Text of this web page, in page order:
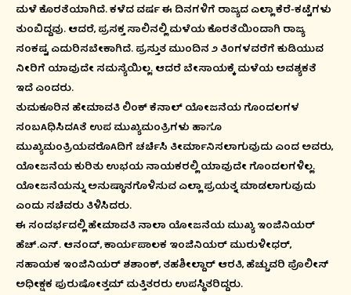
ಮಳೆ ಕೊರತೆಯಾಗಿದೆ. ಕಳೆದ ವರ್ಷ ಈ ದಿನಗಳಿಗೆ ರಾಜ್ಯದ ಎಲ್ಲಾ ಕೆರೆ-ಕಟ್ಟೆಗಳು
ತುಂಬಿದ್ದವು. ಆದರೆ, ಪ್ರಸಕ್ತ ಸಾಲಿನಲ್ಲಿ ಮಳೆಯ ಕೊರತೆಯಿಂದಾಗಿ ರಾಜ್ಯ
ಸಂಕಷ್ಟ ಎದುರಿಸಬೇಕಾಗಿದೆ. ಪ್ರಸ್ತುತ ಮುಂದಿನ ೨ ತಿಂಗಳವರೆಗೆ ಕುಡಿಯುವ
ನೀರಿಗೆ ಯಾವುದೇ ಸಮಸ್ಯೆಯಿಲ್ಲ. ಆದರೆ ಬೇಸಾಯಕ್ಕೆ ಮಳೆಯ ಅವಶ್ಯಕತೆ
ಇದೆ ಎಂದರು.
ತುಮಕೂರಿನ ಹೇಮಾವತಿ ಲಿಂಕ್ ಕೆನಾಲ್ ಯೋಜನೆಯ ಗೊಂದಲಗಳ
ಸಂಬAಧಿಸಿದAತೆ ಉಪ ಮುಖ್ಯಮಂತ್ರಿಗಳು ಹಾಗೂ
ಮುಖ್ಯಮಂತ್ರಿಯವರೊAದಿಗೆ ಚರ್ಚಿಸಿ ತೀರ್ಮಾನಿಸಲಾಗುವುದು ಎಂದ ಅವರು,
ಯೋಜನೆಯ ಕುರಿತು ಉಭಯ ನಾಯಕರಲ್ಲಿ ಯಾವುದೇ ಗೊಂದಲಗಳಿಲ್ಲ.
ಯೋಜನೆಯನ್ನು ಅನುಷ್ಠಾನಗೊಳಿಸುವ ಎಲ್ಲಾ ಪ್ರಯತ್ನ ಮಾಡಲಾಗುವುದು
ಎಂದು ಸಚಿವರು ತಿಳಿಸಿದರು.
ಈ ಸಂದರ್ಭದಲ್ಲಿ ಹೇಮಾವತಿ ನಾಲಾ ಯೋಜನೆಯ ಮುಖ್ಯ ಇಂಜಿನಿಯರ್
ಹೆಚ್.ಎಸ್. ಆನಂದ್, ಕಾರ್ಯಪಾಲಕ ಇಂಜಿನಿಯರ್ ಮುರುಳೀಧರ್,
ಸಹಾಯಕ ಇಂಜಿನಿಯರ್ ಶಶಾಂಕ್, ತಹಶೀಲ್ದಾರ್ ಆರತಿ, ಹೆಚ್ಚುವರಿ ಪೊಲೀಸ್
ಅಧೀಕ್ಷಕ ಪುರುಷೋತ್ತಮ್ ಮತ್ತಿತರರು ಉಪಸ್ಥಿತರಿದ್ದರು.